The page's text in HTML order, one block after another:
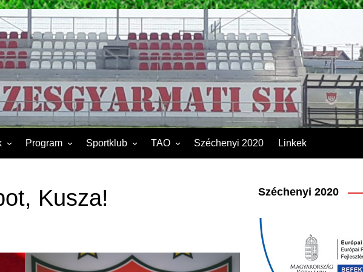
Program Sportklub
Kapcsolat
Éves beszámoló
TAO
2024
Széchenyi 2020 Linkek
Kusza! Széchenyi 2020